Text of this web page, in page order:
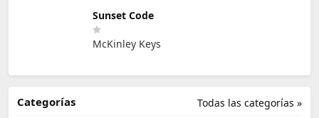
Sunset Code
McKinley Keys
Todas las categorías »
Categorías